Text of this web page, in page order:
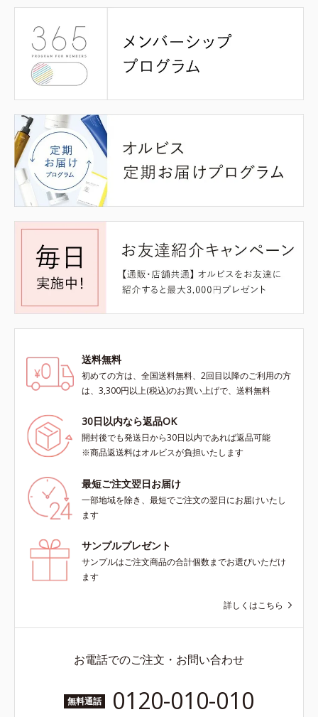
送料無料
初めての方は、全国送料無料、2回目以降のご利用の方
は、3,300円以上(税込)のお買い上げで、送料無料
30日以内なら返品OK
開封後でも発送日から30日以内であれば返品可能
※商品返送料はオルビスが負担いたします
最短ご注文翌日お届け
一部地域を除き、最短でご注文の翌日にお届けいたし
ます
サンプルプレゼント
サンプルはご注文商品の合計個数までお選びいただけ
ます
詳しくはこちら
お電話でのご注文・お問い合わせ
無料通話 0120-010-010